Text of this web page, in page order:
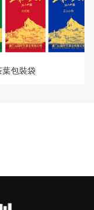
葉包裝袋